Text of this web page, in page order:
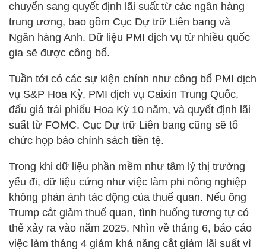
chuyển sang quyết định lãi suất từ các ngân hàng
trung ương, bao gồm Cục Dự trữ Liên bang và
Ngân hàng Anh. Dữ liệu PMI dịch vụ từ nhiều quốc
gia sẽ được công bố.
Tuần tới có các sự kiện chính như công bố PMI dịch
vụ S&P Hoa Kỳ, PMI dịch vụ Caixin Trung Quốc,
đấu giá trái phiếu Hoa Kỳ 10 năm, và quyết định lãi
suất từ FOMC. Cục Dự trữ Liên bang cũng sẽ tổ
chức họp báo chính sách tiền tệ.
Trong khi dữ liệu phần mềm như tâm lý thị trường
yếu đi, dữ liệu cứng như việc làm phi nông nghiệp
không phản ánh tác động của thuế quan. Nếu ông
Trump cắt giảm thuế quan, tình huống tương tự có
thể xảy ra vào năm 2025. Nhìn về tháng 6, báo cáo
việc làm tháng 4 giảm khả năng cắt giảm lãi suất vì